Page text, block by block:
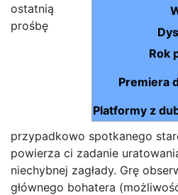
Rok
Premiera
Platformy z
ostatnią
prośbę
przypadkowo spotkanego
powierza ci zadanie
niechybnej zagłady. Grę
głównego bohatera